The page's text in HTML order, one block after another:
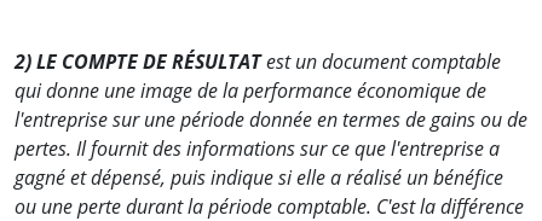
2) LE COMPTE DE RÉSULTATest un document comptable
qui donne une image de la performance économique de
l'entreprise sur une période donnée en termes de gains ou de
pertes. Il fournit des informations sur ce que l'entreprise a
gagné et dépensé, puis indique si elle a réalisé un bénéfice
ou une perte durant la période comptable. C'est la différence